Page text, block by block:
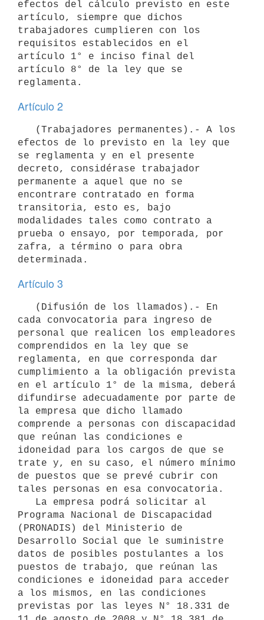
efectos del cálculo previsto en este
artículo, siempre que dichos
trabajadores cumplieren con los
requisitos establecidos en el
artículo 1° e inciso final del
artículo 8° de la ley que se
Artículo 2
efectos de lo previsto en la ley que
se reglamenta y en el presente
decreto, considérase trabajador
permanente a aquel que no se
encontrare contratado en forma
transitoria, esto es, bajo
modalidades tales como contrato a
prueba o ensayo, por temporada, por
zafra, a término o para obra
Artículo 3
cada convocatoria para ingreso de
personal que realicen los empleadores
comprendidos en la ley que se
reglamenta, en que corresponda dar
cumplimiento a la obligación prevista
en el artículo 1° de la misma, deberá
difundirse adecuadamente por parte de
la empresa que dicho llamado
comprende a personas con discapacidad
que reúnan las condiciones e
idoneidad para los cargos de que se
trate y, en su caso, el número mínimo
de puestos que se prevé cubrir con
tales personas en esa convocatoria.
Programa Nacional de Discapacidad
(PRONADIS) del Ministerio de
Desarrollo Social que le suministre
datos de posibles postulantes a los
puestos de trabajo, que reúnan las
condiciones e idoneidad para acceder
a los mismos, en las condiciones
previstas por las leyes N° 18.331 de